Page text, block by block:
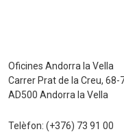
Oficines Andorra la Vella
Carrer Prat de la Creu, 68-
AD500 Andorra la Vella
Telèfon: (+376) 73 91 00